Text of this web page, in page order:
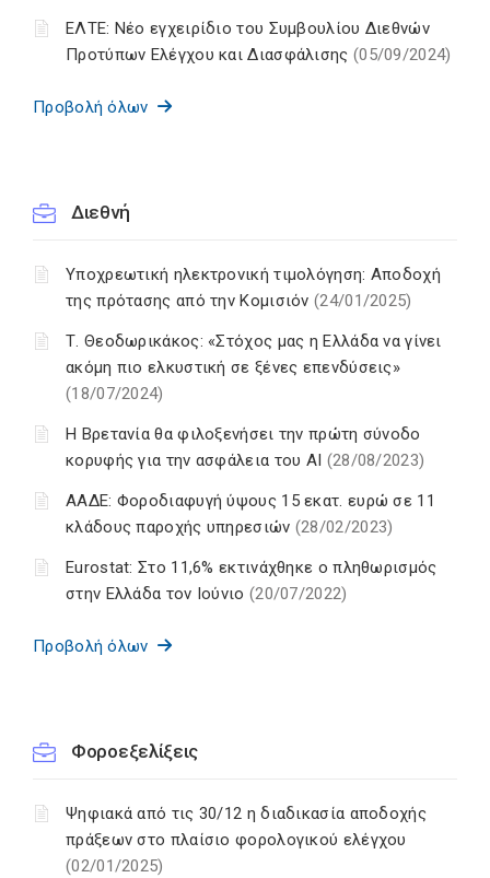
ΕΛΤΕ: Νέο εγχειρίδιο του Συμβουλίου Διεθνών
Προτύπων Ελέγχου και Διασφάλισης (05/09/2024)
Προβολή όλων
Διεθνή
Υποχρεωτική ηλεκτρονική τιμολόγηση: Αποδοχή
της πρότασης από την Κομισιόν(24/01/2025)
Τ. Θεοδωρικάκος: «Στόχος μας η Ελλάδα να γίνει
ακόμη πιο ελκυστική σε ξένες επενδύσεις»
(18/07/2024)
Η Βρετανία θα φιλοξενήσει την πρώτη σύνοδο
κορυφής για την ασφάλεια του ΑΙ (28/08/2023)
ΑΑΔΕ: Φοροδιαφυγή ύψους 15 εκατ. ευρώ σε 11
κλάδους παροχής υπηρεσιών (28/02/2023)
Eurostat: Στο 11,6% εκτινάχθηκε ο πληθωρισμός
στην Ελλάδα τον Ιούνιο (20/07/2022)
Προβολή όλων
Φοροεξελίξεις
Ψηφιακά από τις 30/12 η διαδικασία αποδοχής
πράξεων στο πλαίσιο φορολογικού ελέγχου
(02/01/2025)